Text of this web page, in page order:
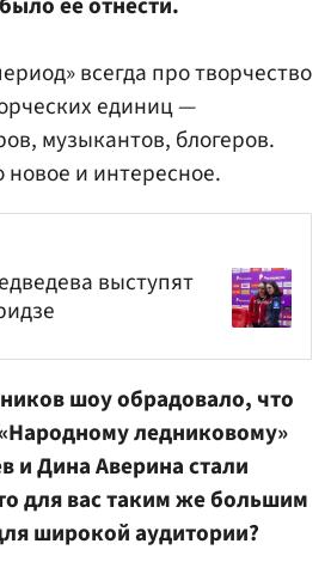
всегда про творчество
единиц —
музыкантов, блогеров.
новое и интересное.
выступят
шоу обрадовало, что
ледниковому»
и Дина Аверина стали
для вас таким же большим
широкой аудитории?